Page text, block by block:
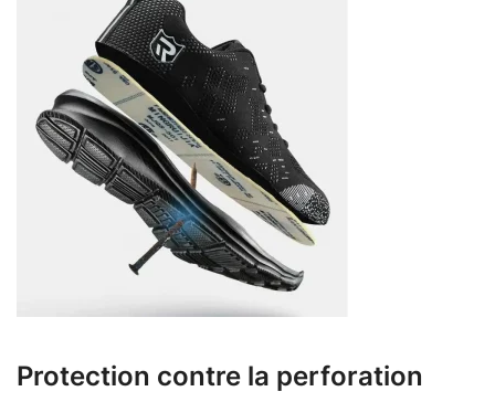
Protection contre la perforation